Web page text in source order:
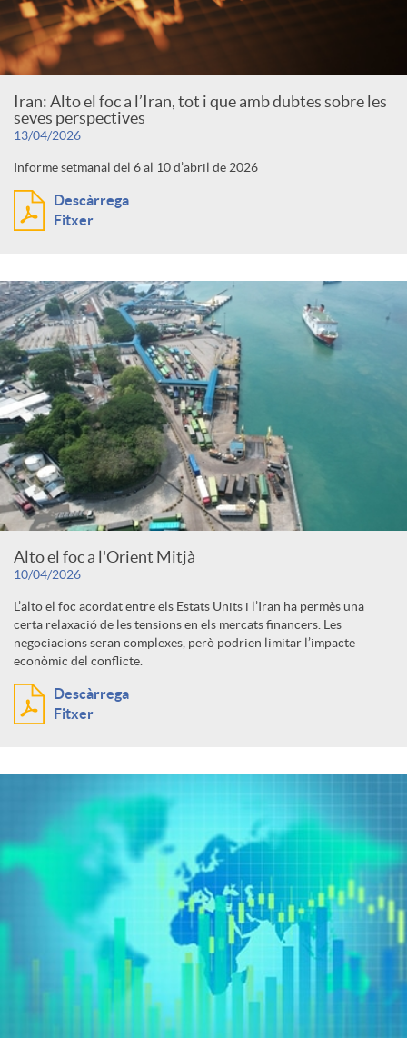
Iran: Alto el foc a l’Iran, tot i que amb dubtes sobre les
seves perspectives
13/04/2026
Informe setmanal del 6 al 10 d’abril de 2026
Descàrrega
Fitxer
Alto el foc a l'Orient Mitjà
10/04/2026
L’alto el foc acordat entre els Estats Units i l’Iran ha permès una
certa relaxació de les tensions en els mercats financers. Les
negociacions seran complexes, però podrien limitar l’impacte
econòmic del conflicte.
Descàrrega
Fitxer